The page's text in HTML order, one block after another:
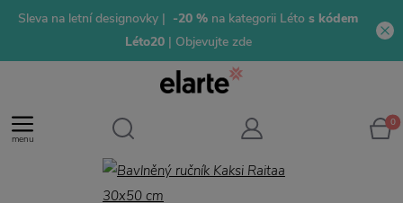
Sleva na letní designovky | -20 % na kategorii Léto s kódem
Léto20 | Objevujte zde
menu
0